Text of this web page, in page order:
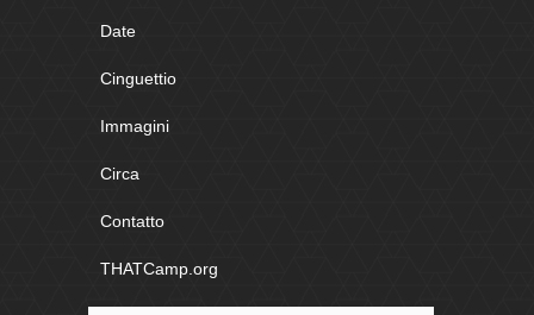
Date
Cinguettio
Immagini
Circa
Contatto
THATCamp.org